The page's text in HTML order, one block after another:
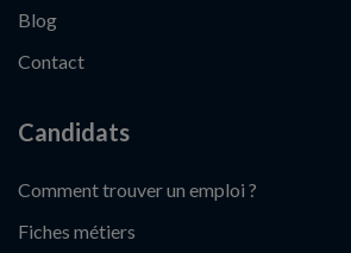
Blog
Contact
Candidats
Comment trouver un emploi ?
Fiches métiers